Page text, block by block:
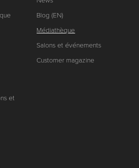
et
Blog (EN)
Médiathèque
Salons et événements
Customer magazine